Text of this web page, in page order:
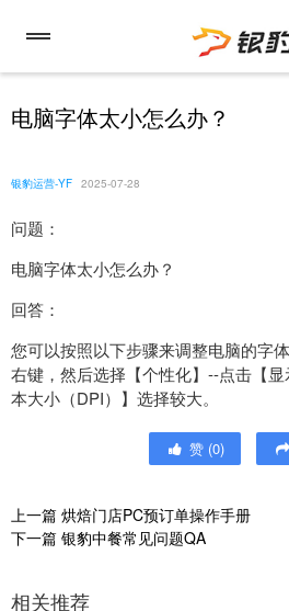
电脑字体太小怎么办？
银豹运营-YF 2025-07-28
问题：
电脑字体太小怎么办？
回答：
您可以按照以下步骤来调整电脑的字
右键，然后选择【个性化】--点击【
本大小（DPI）】选择较大。
赞 (0)
上一篇 烘焙门店PC预订单操作手册
下一篇 银豹中餐常见问题QA
相关推荐